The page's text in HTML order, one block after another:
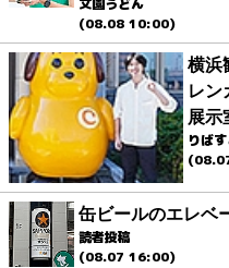
文園うどん
(08.08 10:00)
横浜
レン
展示
りば
缶ビールのエレベ
読者投稿
(08.07 16:00)